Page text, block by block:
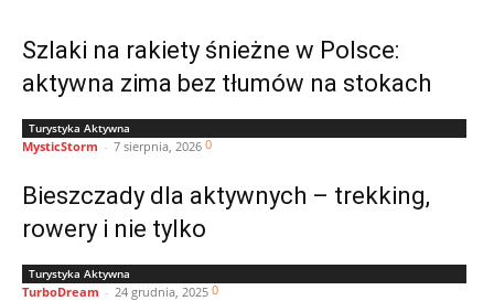
Szlaki na rakiety śnieżne w Polsce:
aktywna zima bez tłumów na stokach
Turystyka Aktywna
MysticStorm - 7 sierpnia, 2026 0
Bieszczady dla aktywnych – trekking,
rowery i nie tylko
Turystyka Aktywna
TurboDream - 24 grudnia, 2025 0